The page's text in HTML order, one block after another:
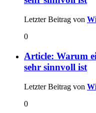
Letzter Beitrag von
0
Article: Warum
sehr sinnvoll ist
Letzter Beitrag von
0